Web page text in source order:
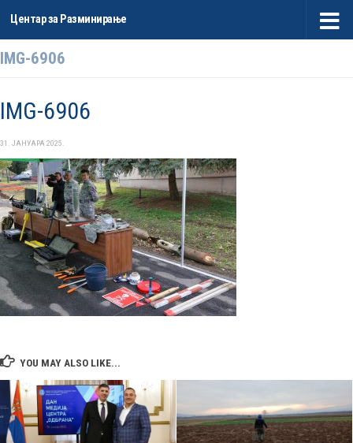
Skip to content
Центар за Разминирање
IMG-6906
IMG-6906
31. ЈАНУАРА 2025.
YOU MAY ALSO LIKE...